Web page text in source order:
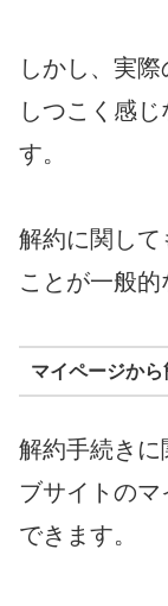
しかし、実
しつこく感
す。
解約に関して
ことが一般的
マイページか
解約手続きに
ブサイトの
できます。